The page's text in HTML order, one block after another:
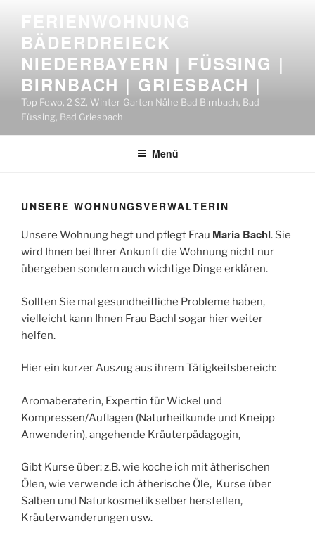
Inhalt
springen
FERIENWOHNUNG
BÄDERDREIECK
NIEDERBAYERN | FÜSSING |
BIRNBACH | GRIESBACH |
Top Fewo, 2 SZ, Winter-Garten Nähe Bad Birnbach, Bad
Füssing, Bad Griesbach
Menü
UNSERE WOHNUNGSVERWALTERIN
Unsere Wohnung hegt und pflegt Frau Maria Bachl. Sie
wird Ihnen bei Ihrer Ankunft die Wohnung nicht nur
übergeben sondern auch wichtige Dinge erklären.
Sollten Sie mal gesundheitliche Probleme haben,
vielleicht kann Ihnen Frau Bachl sogar hier weiter
helfen.
Hier ein kurzer Auszug aus ihrem Tätigkeitsbereich:
Aromaberaterin, Expertin für Wickel und
Kompressen/Auflagen (Naturheilkunde und Kneipp
Anwenderin), angehende Kräuterpädagogin,
Gibt Kurse über: z.B. wie koche ich mit ätherischen
Ölen, wie verwende ich ätherische Öle, Kurse über
Salben und Naturkosmetik selber herstellen,
Kräuterwanderungen usw.